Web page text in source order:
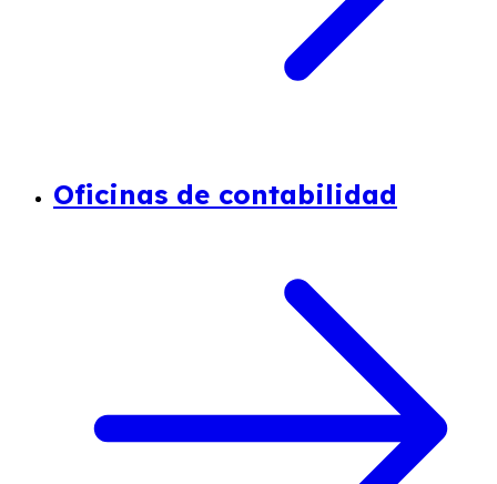
Oficinas de contabilidad